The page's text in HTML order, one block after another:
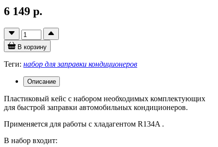
6 149 р.
В корзину
Теги: набор для заправки кондиционеров
Описание
Пластиковый кейс с набором необходимых комплектующих
для быстрой заправки автомобильных кондиционеров.
Применяется для работы с хладагентом R134A .
В набор входит: